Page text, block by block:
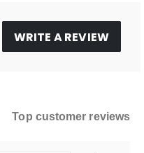
WRITE A REVIEW
Top customer reviews